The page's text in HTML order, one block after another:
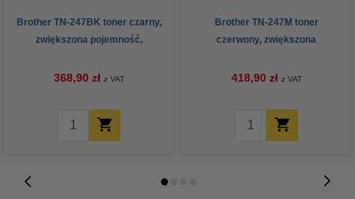
Brother TN-247BK toner czarny,
zwiększona pojemność,
368,90 zł z VAT
Brother TN-247M toner
czerwony, zwiększona
418,90 zł z VAT